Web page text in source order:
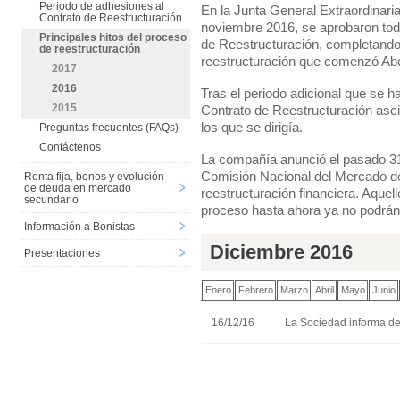
Periodo de adhesiones al
Contrato de Reestructuración
Principales hitos del proceso
de reestructuración
2017
2016
2015
Preguntas frecuentes (FAQs)
Contáctenos
Renta fija, bonos y evolución
de deuda en mercado
secundario
Información a Bonistas
Presentaciones
En la Junta General
noviembre 2016, se aprobaron
de Reestructuración,
reestructuración que comenzó
Tras el periodo adicional que se
Contrato de Reestructuración
los que se dirigía.
La compañía anunció el pasado
Comisión Nacional del Mercado
reestructuración financiera.
proceso hasta ahora ya no
Diciembre 2016
Enero Febrero Marzo Abril Mayo Junio
16/12/16 La Sociedad informa